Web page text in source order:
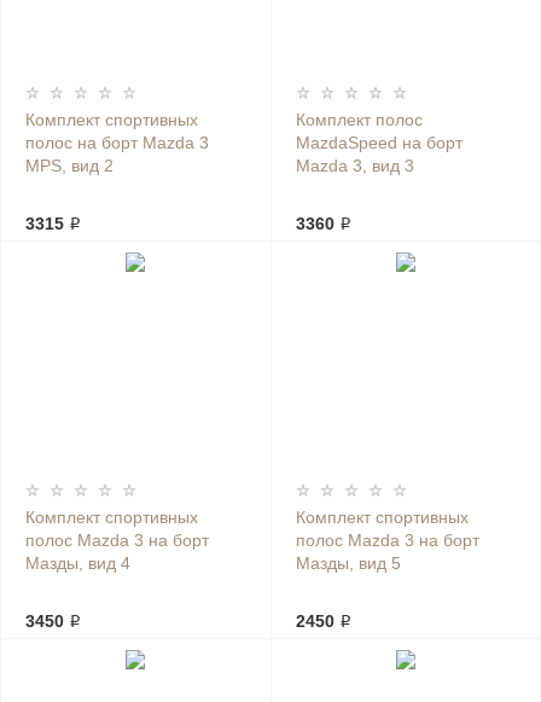
Комплект спортивных
полос на борт Mazda 3
MPS, вид 2
3315 ₽
Комплект полос
MazdaSpeed на борт
Mazda 3, вид 3
3360 ₽
Комплект спортивных
полос Mazda 3 на борт
Мазды, вид 4
3450 ₽
Комплект спортивных
полос Mazda 3 на борт
Мазды, вид 5
2450 ₽